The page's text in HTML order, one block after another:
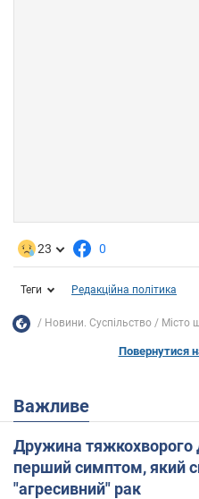
23 0
Теги Редакційна політика
Новини. Суспільство Місто
Повернутися
Важливе
Дружина
перший симптом, який
"агресивний" рак